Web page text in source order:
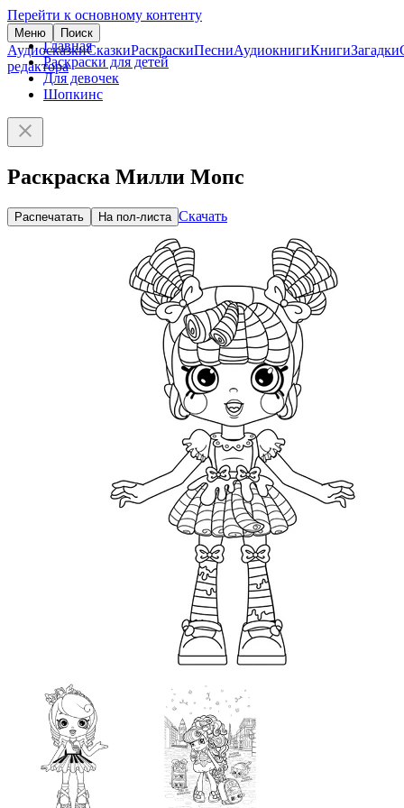
Перейти к основному контенту
Меню Поиск
АудиосказкиСказкиРаскраскиПесниАудиокнигиКнигиЗагадки
редактора
Главная
Раскраски для детей
Для девочек
Шопкинс
Раскраска Милли Мопс
Распечатать На пол-листа Скачать